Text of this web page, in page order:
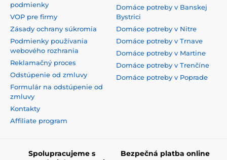
podmienky
VOP pre firmy
Zásady ochrany súkromia
Podmienky používania
webového rozhrania
Reklamačný proces
Odstúpenie od zmluvy
Formulár na odstúpenie od
zmluvy
Kontakty
Affiliate program
Domáce potreby v Banskej
Bystrici
Domáce potreby v Nitre
Domáce potreby v Trnave
Domáce potreby v Martine
Domáce potreby v Trenčíne
Domáce potreby v Poprade
Spolupracujeme s
Bezpečná platba online